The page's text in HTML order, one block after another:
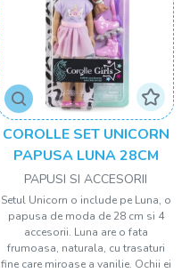
COROLLE SET UNICORN
PAPUSA LUNA 28CM
PAPUSI SI ACCESORII
Setul Unicorn o include pe Luna, o
papusa de moda de 28 cm si 4
accesorii. Luna are o fata
frumoasa, naturala, cu trasaturi
fine care miroase a vanilie. Ochii ei